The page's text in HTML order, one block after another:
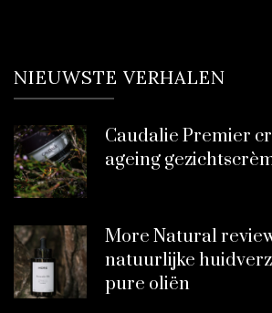
NIEUWSTE VERHALEN
Caudalie Premier
ageing
More Natural
natuurlijke
pure oliën